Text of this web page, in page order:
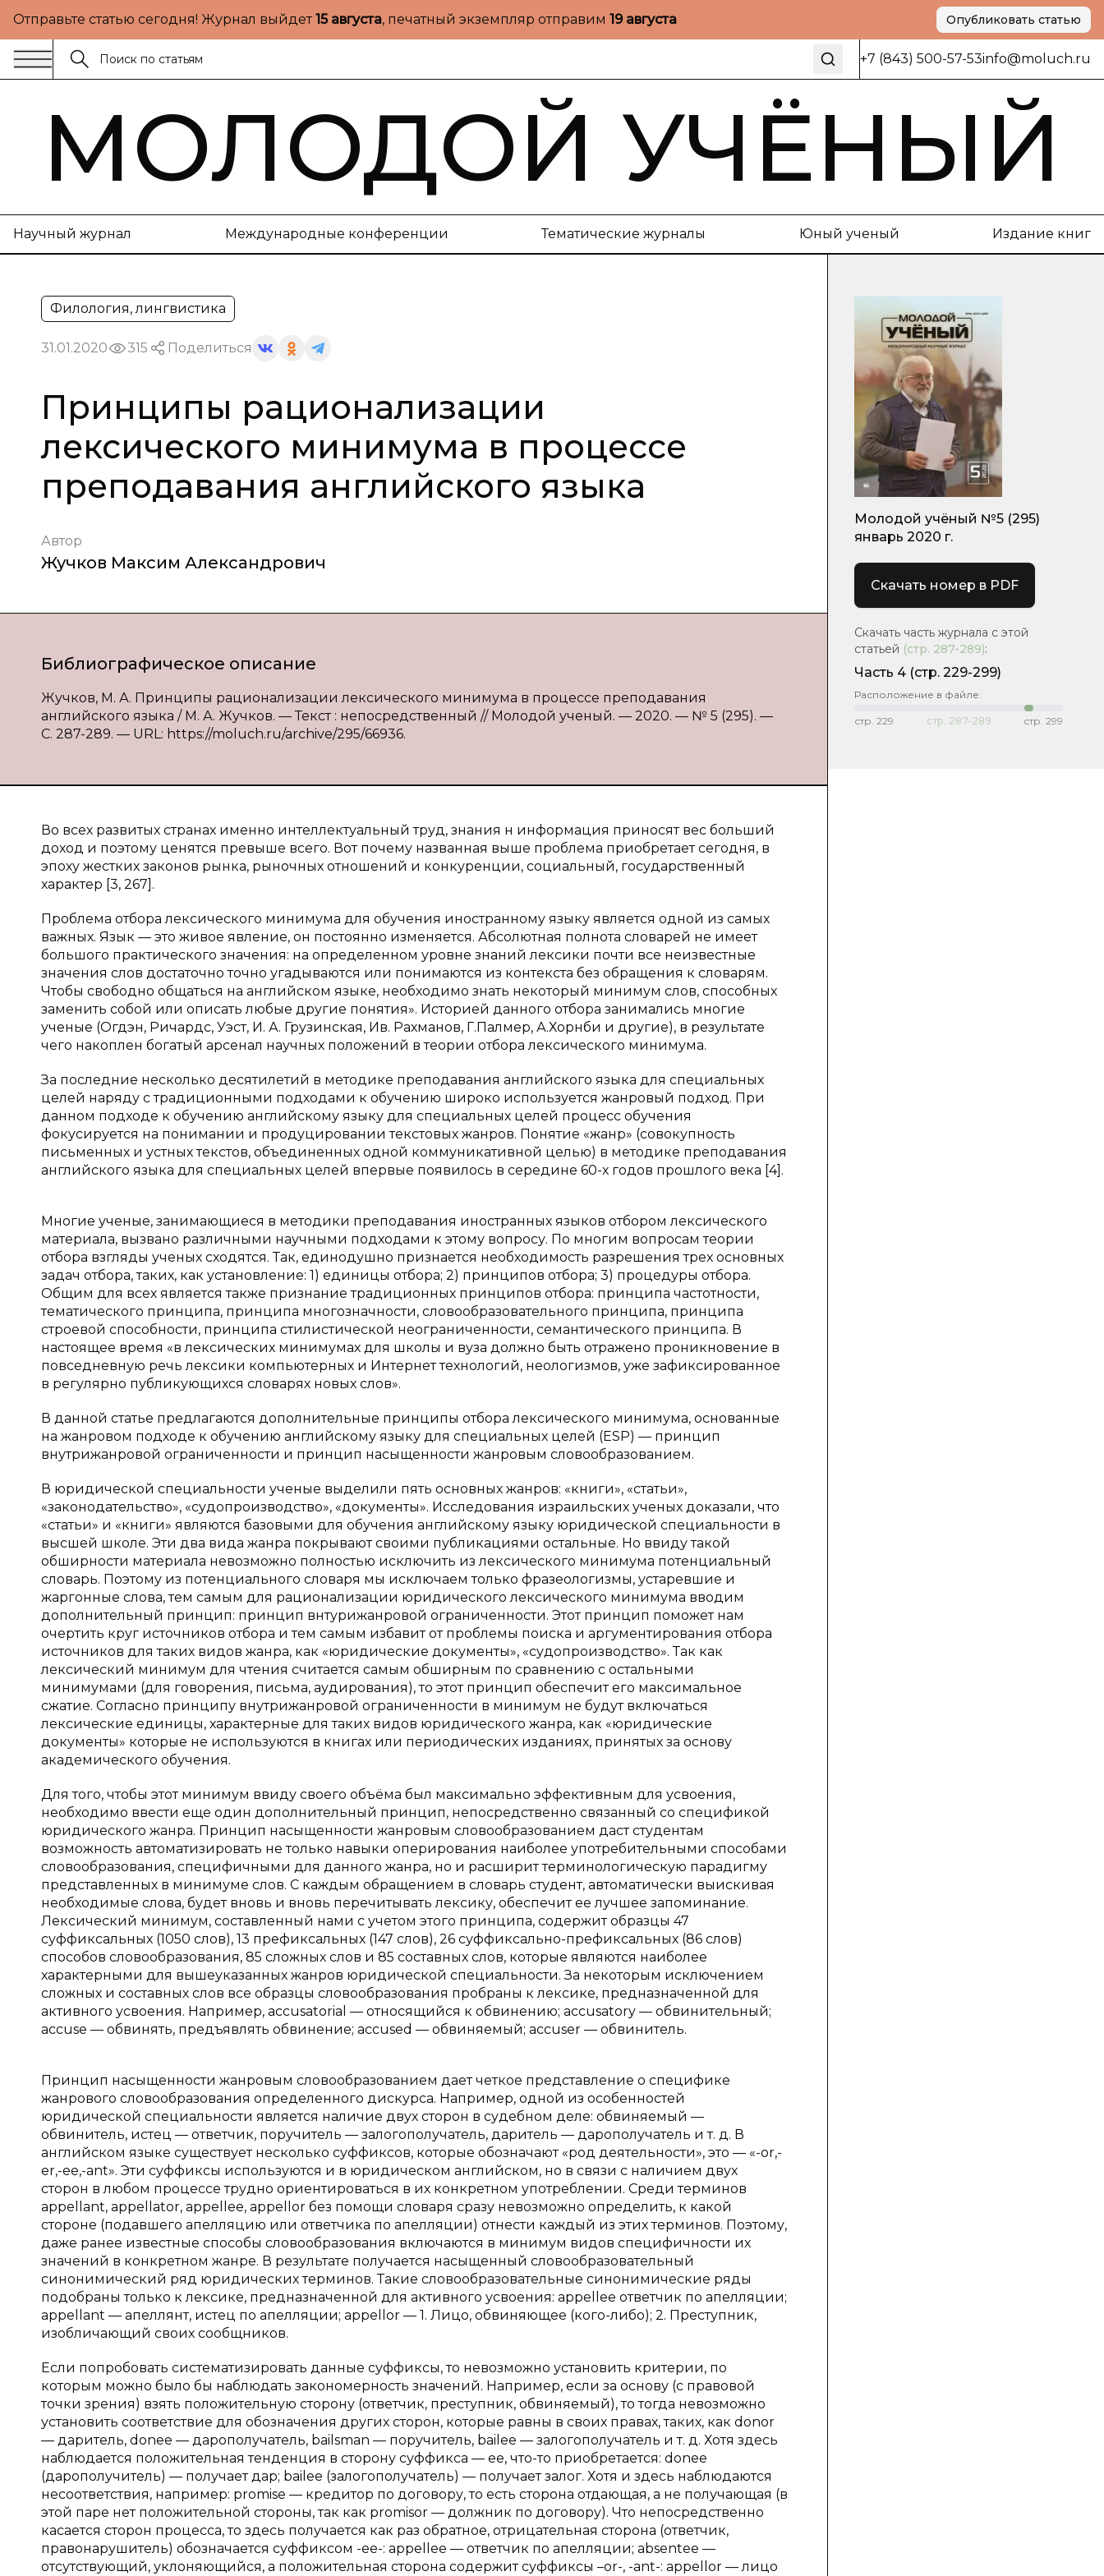
Отправьте статью сегодня! Журнал выйдет15 августа, печатный экземпляр отправим 19 августа Опубликовать статью
+7 (843) 500-57-53info@moluch.ru
МОЛОДОЙ УЧЁНЫЙ
Научный журнал Международные конференции Тематические журналы Юный ученый Издание книг
Филология, лингвистика
31.01.2020 315 Поделиться
Принципы рационализации
лексического минимума в процессе
преподавания английского языка
Автор
Жучков Максим Александрович
Библиографическое описание
Жучков, М. А. Принципы рационализации лексического минимума в процессе преподавания
английского языка / М. А. Жучков. — Текст : непосредственный // Молодой ученый. — 2020. — № 5 (295). —
С. 287-289. — URL: https://moluch.ru/archive/295/66936.
Во всех развитых странах именно интеллектуальный труд, знания н информация приносят вес больший
доход и поэтому ценятся превыше всего. Вот почему названная выше проблема приобретает сегодня, в
эпоху жестких законов рынка, рыночных отношений и конкуренции, социальный, государственный
характер [3, 267].
Проблема отбора лексического минимума для обучения иностранному языку является одной из самых
важных. Язык — это живое явление, он постоянно изменяется. Абсолютная полнота словарей не имеет
большого практического значения: на определенном уровне знаний лексики почти все неизвестные
значения слов достаточно точно угадываются или понимаются из контекста без обращения к словарям.
Чтобы свободно общаться на английском языке, необходимо знать некоторый минимум слов, способных
заменить собой или описать любые другие понятия». Историей данного отбора занимались многие
ученые (Огдэн, Ричардс, Уэст, И. А. Грузинская, Ив. Рахманов, Г.Палмер, А.Хорнби и другие), в результате
чего накоплен богатый арсенал научных положений в теории отбора лексического минимума.
За последние несколько десятилетий в методике преподавания английского языка для специальных
целей наряду с традиционными подходами к обучению широко используется жанровый подход. При
данном подходе к обучению английскому языку для специальных целей процесс обучения
фокусируется на понимании и продуцировании текстовых жанров. Понятие «жанр» (совокупность
письменных и устных текстов, объединенных одной коммуникативной целью) в методике преподавания
английского языка для специальных целей впервые появилось в середине 60-х годов прошлого века [4].
Многие ученые, занимающиеся в методики преподавания иностранных языков отбором лексического
материала, вызвано различными научными подходами к этому вопросу. По многим вопросам теории
отбора взгляды ученых сходятся. Так, единодушно признается необходимость разрешения трех основных
задач отбора, таких, как установление: 1) единицы отбора; 2) принципов отбора; 3) процедуры отбора.
Общим для всех является также признание традиционных принципов отбора: принципа частотности,
тематического принципа, принципа многозначности, словообразовательного принципа, принципа
строевой способности, принципа стилистической неограниченности, семантического принципа. В
настоящее время «в лексических минимумах для школы и вуза должно быть отражено проникновение в
повседневную речь лексики компьютерных и Интернет технологий, неологизмов, уже зафиксированное
в регулярно публикующихся словарях новых слов».
В данной статье предлагаются дополнительные принципы отбора лексического минимума, основанные
на жанровом подходе к обучению английскому языку для специальных целей (ESP) — принцип
внутрижанровой ограниченности и принцип насыщенности жанровым словообразованием.
В юридической специальности ученые выделили пять основных жанров: «книги», «статьи»,
«законодательство», «судопроизводство», «документы». Исследования израильских ученых доказали, что
«статьи» и «книги» являются базовыми для обучения английскому языку юридической специальности в
высшей школе. Эти два вида жанра покрывают своими публикациями остальные. Но ввиду такой
обширности материала невозможно полностью исключить из лексического минимума потенциальный
словарь. Поэтому из потенциального словаря мы исключаем только фразеологизмы, устаревшие и
жаргонные слова, тем самым для рационализации юридического лексического минимума вводим
дополнительный принцип: принцип внтурижанровой ограниченности. Этот принцип поможет нам
очертить круг источников отбора и тем самым избавит от проблемы поиска и аргументирования отбора
источников для таких видов жанра, как «юридические документы», «судопроизводство». Так как
лексический минимум для чтения считается самым обширным по сравнению с остальными
минимумами (для говорения, письма, аудирования), то этот принцип обеспечит его максимальное
сжатие. Согласно принципу внутрижанровой ограниченности в минимум не будут включаться
лексические единицы, характерные для таких видов юридического жанра, как «юридические
документы» которые не используются в книгах или периодических изданиях, принятых за основу
академического обучения.
Для того, чтобы этот минимум ввиду своего объёма был максимально эффективным для усвоения,
необходимо ввести еще один дополнительный принцип, непосредственно связанный со спецификой
юридического жанра. Принцип насыщенности жанровым словообразованием даст студентам
возможность автоматизировать не только навыки оперирования наиболее употребительными способами
словообразования, специфичными для данного жанра, но и расширит терминологическую парадигму
представленных в минимуме слов. С каждым обращением в словарь студент, автоматически выискивая
необходимые слова, будет вновь и вновь перечитывать лексику, обеспечит ее лучшее запоминание.
Лексический минимум, составленный нами с учетом этого принципа, содержит образцы 47
суффиксальных (1050 слов), 13 префиксальных (147 слов), 26 суффиксально-префиксальных (86 слов)
способов словообразования, 85 сложных слов и 85 составных слов, которые являются наиболее
характерными для вышеуказанных жанров юридической специальности. За некоторым исключением
сложных и составных слов все образцы словообразования пробраны к лексике, предназначенной для
активного усвоения. Например, accusatorial — относящийся к обвинению; accusatory — обвинительный;
accuse — обвинять, предъявлять обвинение; accused — обвиняемый; accuser — обвинитель.
Принцип насыщенности жанровым словообразованием дает четкое представление о специфике
жанрового словообразования определенного дискурса. Например, одной из особенностей
юридической специальности является наличие двух сторон в судебном деле: обвиняемый —
обвинитель, истец — ответчик, поручитель — залогополучатель, даритель — дарополучатель и т. д. В
английском языке существует несколько суффиксов, которые обозначают «род деятельности», это — «-or,-
er,-ee,-ant». Эти суффиксы используются и в юридическом английском, но в связи с наличием двух
сторон в любом процессе трудно ориентироваться в их конкретном употреблении. Среди терминов
appellant, appellator, appellee, appellor без помощи словаря сразу невозможно определить, к какой
стороне (подавшего апелляцию или ответчика по апелляции) отнести каждый из этих терминов. Поэтому,
даже ранее известные способы словообразования включаются в минимум видов специфичности их
значений в конкретном жанре. В результате получается насыщенный словообразовательный
синонимический ряд юридических терминов. Такие словообразовательные синонимические ряды
подобраны только к лексике, предназначенной для активного усвоения: appellee ответчик по апелляции;
appellant — апеллянт, истец по апелляции; appellor — 1. Лицо, обвиняющее (кого-либо); 2. Преступник,
изобличающий своих сообщников.
Если попробовать систематизировать данные суффиксы, то невозможно установить критерии, по
которым можно было бы наблюдать закономерность значений. Например, если за основу (с правовой
точки зрения) взять положительную сторону (ответчик, преступник, обвиняемый), то тогда невозможно
установить соответствие для обозначения других сторон, которые равны в своих правах, таких, как donor
— даритель, donee — дарополучатель, bailsman — поручитель, bailee — залогополучатель и т. д. Хотя здесь
наблюдается положительная тенденция в сторону суффикса — ее, что-то приобретается: donee
(дарополучитель) — получает дар; bailee (залогополучатель) — получает залог. Хотя и здесь наблюдаются
несоответствия, например: promise — кредитор по договору, то есть сторона отдающая, а не получающая (в
этой паре нет положительной стороны, так как promisor — должник по договору). Что непосредственно
касается сторон процесса, то здесь получается как раз обратное, отрицательная сторона (ответчик,
правонарушитель) обозначается суффиксом -ее-: appellee — ответчик по апелляции; absentee —
отсутствующий, уклоняющийся, а положительная сторона содержит суффиксы –or-, -ant-: appellor — лицо
Молодой учёный №5 (295)
январь 2020 г.
Скачать номер в PDF
Скачать часть журнала с этой
статьей (стр. 287-289):
Часть 4 (стр. 229-299)
Расположение в файле:
стр. 229 стр. 287-289 стр. 299